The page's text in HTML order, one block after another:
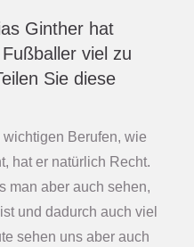
Ginther hat
viel zu
Sie diese
Berufen, wie
hat er natürlich Recht.
man aber auch sehen,
und dadurch auch viel
sehen uns aber auch